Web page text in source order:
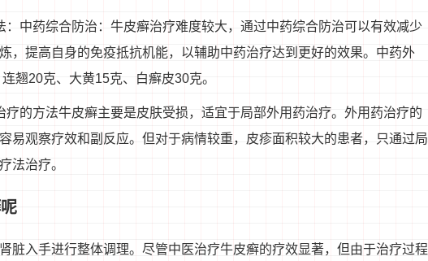
中药综合防治：牛皮癣治疗难度较大，通过中药综合防治可以有效减少
，提高自身的免疫抵抗机能，以辅助中药治疗达到更好的效果。中药外
翘20克、大黄15克、白癣皮30克。
的方法牛皮癣主要是皮肤受损，适宜于局部外用药治疗。外用药治疗的
易观察疗效和副反应。但对于病情较重，皮疹面积较大的患者，只通过局
法治疗。
脏入手进行整体调理。尽管中医治疗牛皮癣的疗效显著，但由于治疗过程